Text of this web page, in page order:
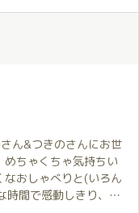
ん&つきのさんにお世
ちゃくちゃ気持ちい
おしゃべりと(いろん
時間で感動しきり、も